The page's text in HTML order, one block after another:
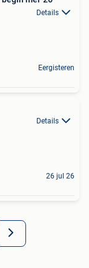
Details
Eergisteren
Details
26 jul 26